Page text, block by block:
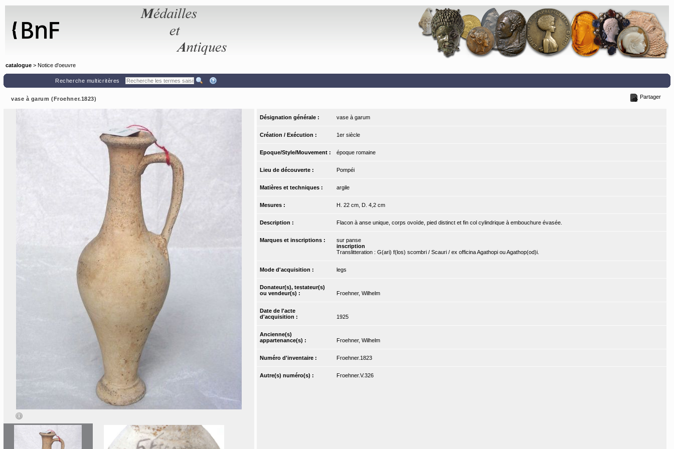
catalogue > Notice d'oeuvre
Recherche multicritères
vase à garum (Froehner.1823) Partager
Désignation générale : vase à garum
Création / Exécution : 1er siècle
Epoque/Style/Mouvement : époque romaine
Lieu de découverte : Pompéi
Matières et techniques : argile
Mesures : H. 22 cm, D. 4,2 cm
Description : Flacon à anse unique, corps ovoïde, pied distinct et fin col cylindrique à embouchure évasée.
Marques et inscriptions :
sur panse
inscription
Translitteration : G(ari) f(los) scombri / Scauri / ex officina Agathopi ou Agathop(od)i.
Mode d'acquisition : legs
Donateur(s), testateur(s)
ou vendeur(s) :
Froehner, Wilhelm
Date de l'acte
d'acquisition :
1925
Ancienne(s)
appartenance(s) :
Froehner, Wilhelm
Numéro d'inventaire : Froehner.1823
Autre(s) numéro(s) : Froehner.V.326